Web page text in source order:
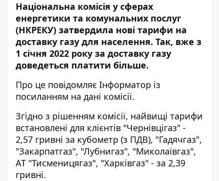
Національна комісія у сферах
енергетики та комунальних послуг
(НКРЕКУ) затвердила нові тарифи на
доставку газу для населення. Так, вже з
1 січня 2022 року за доставку газу
доведеться платити більше.
Про це повідомляє Інформатор із
посиланням на дані комісії.
Згідно з рішенням комісії, найвищі тарифи
встановлені для клієнтів "Чернівцігаз" -
2,57 гривні за кубометр (з ПДВ), "Гадячгаз",
"Закарпатгаз", "Лубнигаз", "Миколаївгаз",
АТ "Тисменицягаз", "Харківгаз" - за 2,39
гривні.